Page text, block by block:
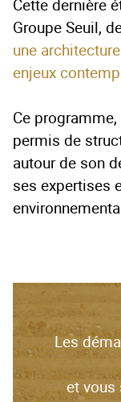
Cette dernière
Groupe Seuil,
une
enjeux
Ce
permis de
autour de son
ses expertises
Les
et vous